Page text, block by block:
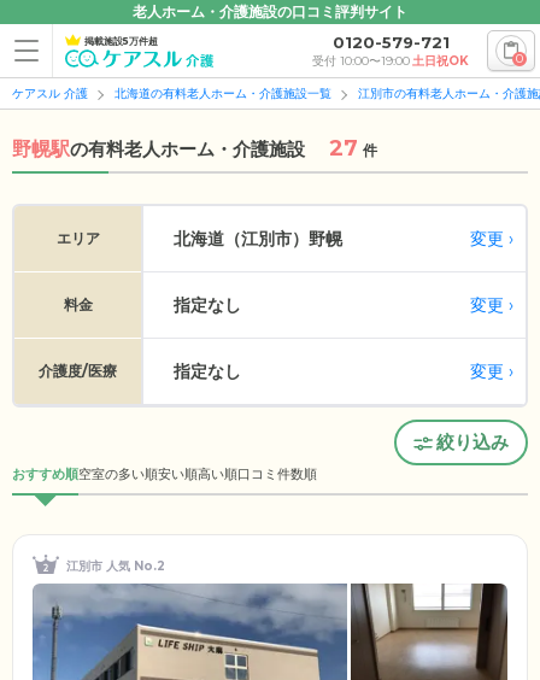
老人ホーム・介護施設の口コミ評判サイト
掲載施設5万件超 0120-579-721
受付 10:00〜19:00土日祝OK 0
ケアスル 介護 北海道の有料老人ホーム・介護施設一覧 江別市の有料老人ホーム・介護
野幌駅の有料老人ホーム・介護施設 27 件
エリア 北海道（江別市） 野幌 変更
料金 指定なし 変更
介護度/医療 指定なし 変更
絞り込み
おすすめ順空室の多い順安い順高い順口コミ件数順
江別市 人気 No.2